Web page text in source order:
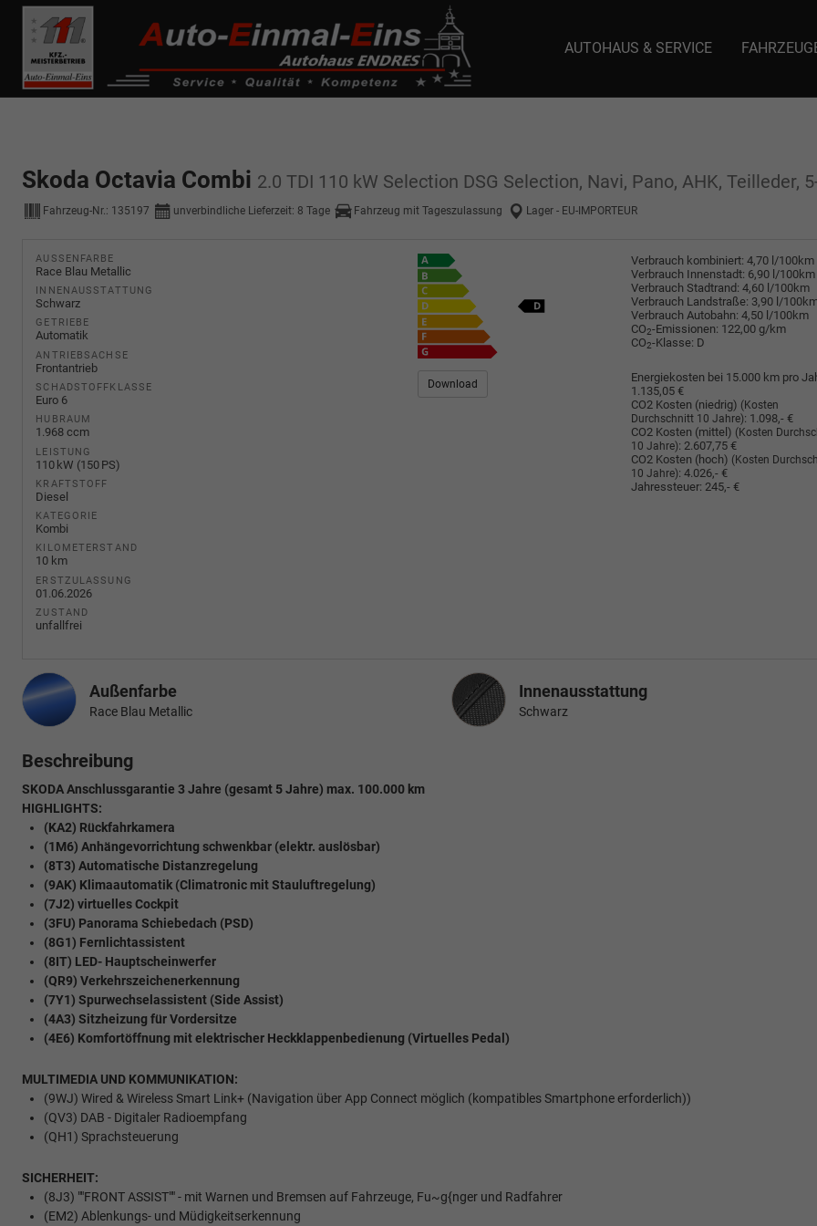
------------ Host Name : selector1._domainkey Points to address or value: selector1-aee-de0k._domainkey.autoeinmaleins.onmicrosoft.com Host
de0k._domainkey.autoeinmaleins.onmicrosoft.com
AUTOHAUS & SERVICE
Skoda Octavia Combi 2.0 TDI 110 kW Selection DSG Selection, Navi, Pano, AHK, Teilleder,
Fahrzeug-Nr.: 135197 unverbindliche Lieferzeit: 8 Tage Fahrzeug mit Tageszulassung Lager - EU-IMPORTEUR
AUSSENFARBE
Race Blau Metallic
INNENAUSSTATTUNG
Schwarz
GETRIEBE
Automatik
ANTRIEBSACHSE
Frontantrieb
SCHADSTOFFKLASSE
Euro 6
HUBRAUM
1.968 ccm
LEISTUNG
110 kW (150 PS)
KRAFTSTOFF
Diesel
KATEGORIE
Kombi
KILOMETERSTAND
10 km
ERSTZULASSUNG
01.06.2026
ZUSTAND
unfallfrei
Verbrauch kombiniert: 4,70 l/100km
Verbrauch Innenstadt: 6,90 l/100km
Verbrauch Stadtrand: 4,60 l/100km
Verbrauch Landstraße: 3,90 l/
Verbrauch Autobahn: 4,50 l/100km
CO2-Emissionen: 122,00 g/km
CO2-Klasse: D
Download
Energiekosten bei 15.000 km pro
1.135,05 €
CO2 Kosten (niedrig) (Kosten
Durchschnitt 10 Jahre): 1.098,- €
CO2 Kosten (mittel) (Kosten
10 Jahre): 2.607,75 €
CO2 Kosten (hoch) (Kosten
10 Jahre): 4.026,- €
Jahressteuer: 245,- €
Außenfarbe
Race Blau Metallic
InnenausstattungInnenausstattung
Schwarz
Beschreibung
SKODA Anschlussgarantie 3 Jahre (gesamt 5 Jahre) max. 100.000 km
HIGHLIGHTS:
(KA2) Rückfahrkamera
(1M6) Anhängevorrichtung schwenkbar (elektr. auslösbar)
(8T3) Automatische Distanzregelung
(9AK) Klimaautomatik (Climatronic mit Stauluftregelung)
(7J2) virtuelles Cockpit
(3FU) Panorama Schiebedach (PSD)
(8G1) Fernlichtassistent
(8IT) LED- Hauptscheinwerfer
(QR9) Verkehrszeichenerkennung
(7Y1) Spurwechselassistent (Side Assist)
(4A3) Sitzheizung für Vordersitze
(4E6) Komfortöffnung mit elektrischer Heckklappenbedienung (Virtuelles Pedal)
MULTIMEDIA UND KOMMUNIKATION:
(9WJ) Wired & Wireless Smart Link+ (Navigation über App Connect möglich (kompatibles Smartphone erforderlich))
(QV3) DAB - Digitaler Radioempfang
(QH1) Sprachsteuerung
SICHERHEIT:
(8J3) ""FRONT ASSIST"" - mit Warnen und Bremsen auf Fahrzeuge, Fu~g{nger und Radfahrer
(EM2) Ablenkungs- und Müdigkeitserkennung